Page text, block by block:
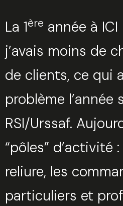
La 1ère année à
j’avais moins de
de clients, ce qui
problème l’année
RSI/Urssaf.
“pôles” d’activité
reliure, les
particuliers et